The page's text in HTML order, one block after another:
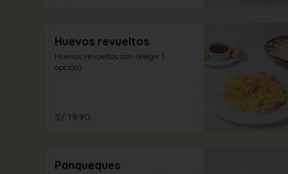
Huevos revueltos
Huevos revueltos con (elegir 1
opción)
S/ 19.90
Panqueques